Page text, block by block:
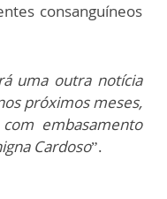
consanguíneos
uma outra notícia
próximos meses,
embasamento
Cardoso”.